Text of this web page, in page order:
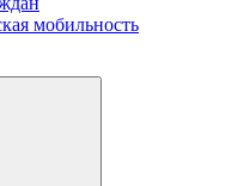
мобильность